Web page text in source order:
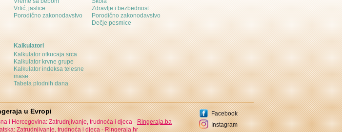
Vrtić, jaslice
Porodično zakonodavstvo
Zdravlje i bezbednost
Porodično zakonodavstvo
Dečje pesmice
Kalkulatori
Kalkulator otkucaja srca
Kalkulator krvne grupe
Kalkulator indeksa telesne
mase
Tabela plodnih dana
u Evropi
i Hercegovina: Zatrudnjivanje, trudnoća i djeca -Ringeraja.ba
Zatrudnjivanje, trudnoća i djeca -Ringeraja.hr
Facebook
Instagram